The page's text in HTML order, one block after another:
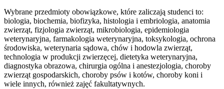
Wybrane przedmioty obowiązkowe, które zaliczają studenci to:
biologia, biochemia, biofizyka, histologia i embriologia, anatomia
zwierząt, fizjologia zwierząt, mikrobiologia, epidemiologia
weterynaryjna, farmakologia weterynaryjna, toksykologia, ochrona
środowiska, weterynaria sądowa, chów i hodowla zwierząt,
technologia w produkcji zwierzęcej, dietetyka weterynaryjna,
diagnostyka obrazowa, chirurgia ogólna i anestezjologia, choroby
zwierząt gospodarskich, choroby psów i kotów, choroby koni i
wiele innych, również zajęć fakultatywnych.